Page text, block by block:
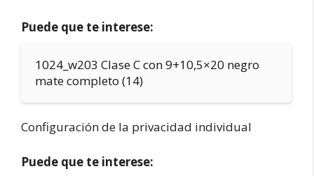
Puede que te interese:
1024_w203 Clase C con 9+10,5×20 negro
mate completo (14)
Configuración de la privacidad individual
Puede que te interese: